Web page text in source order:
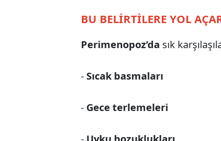
BU BELİRTİLERE YOL
Perimenopoz’da sık
- Sıcak basmaları
- Gece terlemeleri